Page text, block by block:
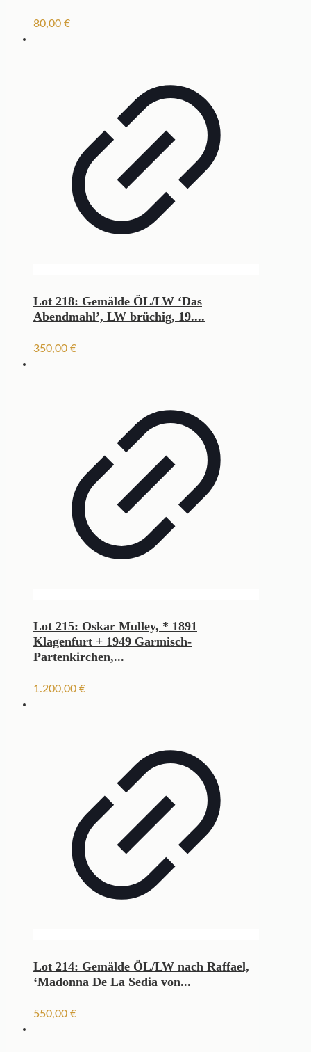
80,00 €
Lot 218: Gemälde ÖL/LW ‘Das
Abendmahl’, LW brüchig, 19....
350,00 €
Lot 215: Oskar Mulley, * 1891
Klagenfurt + 1949 Garmisch-
Partenkirchen,...
1.200,00 €
Lot 214: Gemälde ÖL/LW nach Raffael,
‘Madonna De La Sedia von...
550,00 €